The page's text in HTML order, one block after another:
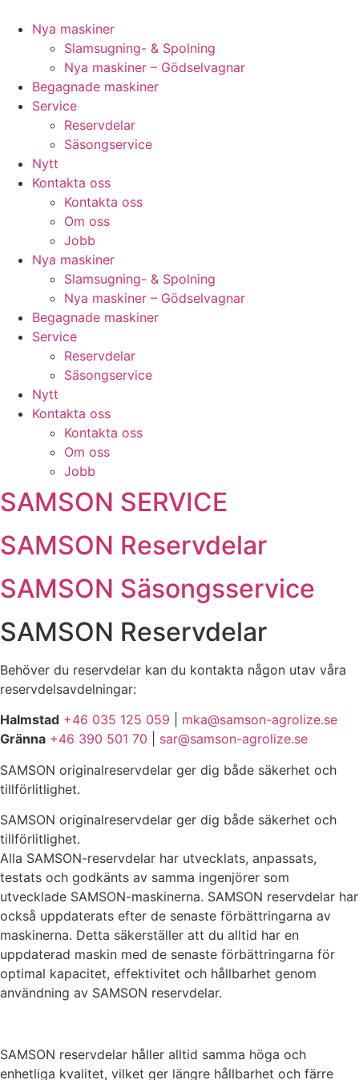
Nya maskiner
Slamsugning- & Spolning
Nya maskiner – Gödselvagnar
Begagnade maskiner
Service
Reservdelar
Säsongservice
Nytt
Kontakta oss
Kontakta oss
Om oss
Jobb
Nya maskiner
Slamsugning- & Spolning
Nya maskiner – Gödselvagnar
Begagnade maskiner
Service
Reservdelar
Säsongservice
Nytt
Kontakta oss
Kontakta oss
Om oss
Jobb
SAMSON SERVICE
SAMSON Reservdelar
SAMSON Säsongsservice
SAMSON Reservdelar
Behöver du reservdelar kan du kontakta någon utav våra
reservdelsavdelningar:
Halmstad +46 035 125 059
mka@samson-agrolize.se
Gränna +46 390 501 70
sar@samson-agrolize.se
SAMSON originalreservdelar ger dig både säkerhet och
tillförlitlighet.
SAMSON originalreservdelar ger dig både säkerhet och
tillförlitlighet.
Alla SAMSON-reservdelar har utvecklats, anpassats,
testats och godkänts av samma ingenjörer som
utvecklade SAMSON-maskinerna. SAMSON reservdelar har
också uppdaterats efter de senaste förbättringarna av
maskinerna. Detta säkerställer att du alltid har en
uppdaterad maskin med de senaste förbättringarna för
optimal kapacitet, effektivitet och hållbarhet genom
användning av SAMSON reservdelar.
SAMSON reservdelar håller alltid samma höga och
enhetliga kvalitet, vilket ger längre hållbarhet och färre